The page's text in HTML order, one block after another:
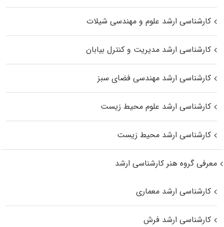
کارشناسی ارشد علوم و مهندسی شیلات
کارشناسی ارشد مدیریت و کنترل بیابان
کارشناسی ارشد مهندسی فضای سبز
کارشناسی ارشد علوم محیط‌ زیست
کارشناسی ارشد محیط زیست
معرفی گروه هنر کارشناسی ارشد
کارشناسی ارشد معماری
کارشناسی ارشد فرش